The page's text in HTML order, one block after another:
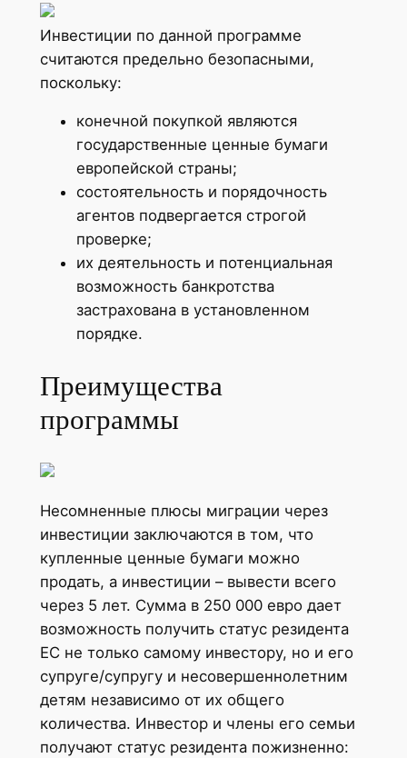
Инвестиции по данной программе
считаются предельно безопасными,
поскольку:
конечной покупкой являются
государственные ценные бумаги
европейской страны;
состоятельность и порядочность
агентов подвергается строгой
проверке;
их деятельность и потенциальная
возможность банкротства
застрахована в установленном
порядке.
Преимущества
программы
Несомненные плюсы миграции через
инвестиции заключаются в том, что
купленные ценные бумаги можно
продать, а инвестиции – вывести всего
через 5 лет. Сумма в 250 000 евро дает
возможность получить статус резидента
ЕС не только самому инвестору, но и его
супруге/супругу и несовершеннолетним
детям независимо от их общего
количества. Инвестор и члены его семьи
получают статус резидента пожизненно: